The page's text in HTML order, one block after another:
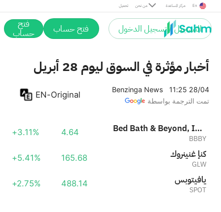
تحميل من نحن مركز المساعدة En
التسجيل / تسجيل الدخول فتح حساب فتح
حساب
سبوتيفاي
SPOT
أخبار مؤثرة في السوق ليوم 28 أبريل
Benzinga News
11:25 28/04
تمت الترجمة بواسطة
EN-Original
Bed Bath & Beyond, Inc.
BBBY
4.64
+3.11%
كورنينغ إنك
GLW
165.68
+5.41%
سبوتيفاي
SPOT
488.14
+2.75%